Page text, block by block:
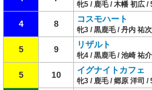
牝5 / 鹿毛 / 木幡 初広 /
4 8 コスモハート
牝3 / 黒鹿毛 / 丹内 祐
5 9 リザルト
牝4 / 黒鹿毛 / 池崎 祐
5 10 イグナイトカフェ
牝3 / 鹿毛 / 郷原 洋司 /